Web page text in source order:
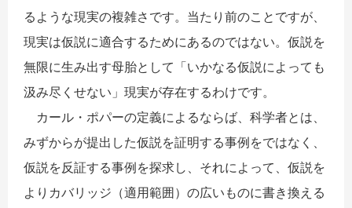
るような現実の複雑さです。当たり前のことですが、
現実は仮説に適合するためにあるのではない。仮説を
無限に生み出す母胎として「いかなる仮説によっても
汲み尽くせない」現実が存在するわけです。
カール・ポパーの定義によるならば、科学者とは、
みずからが提出した仮説を証明する事例をではなく、
仮説を反証する事例を探求し、それによって、仮説を
よりカバリッジ（適用範囲）の広いものに書き換える